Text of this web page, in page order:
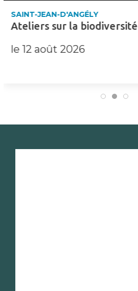
SAINT-JEAN-D'ANGÉLY
Ateliers sur la biodiversité
le 12 août 2026